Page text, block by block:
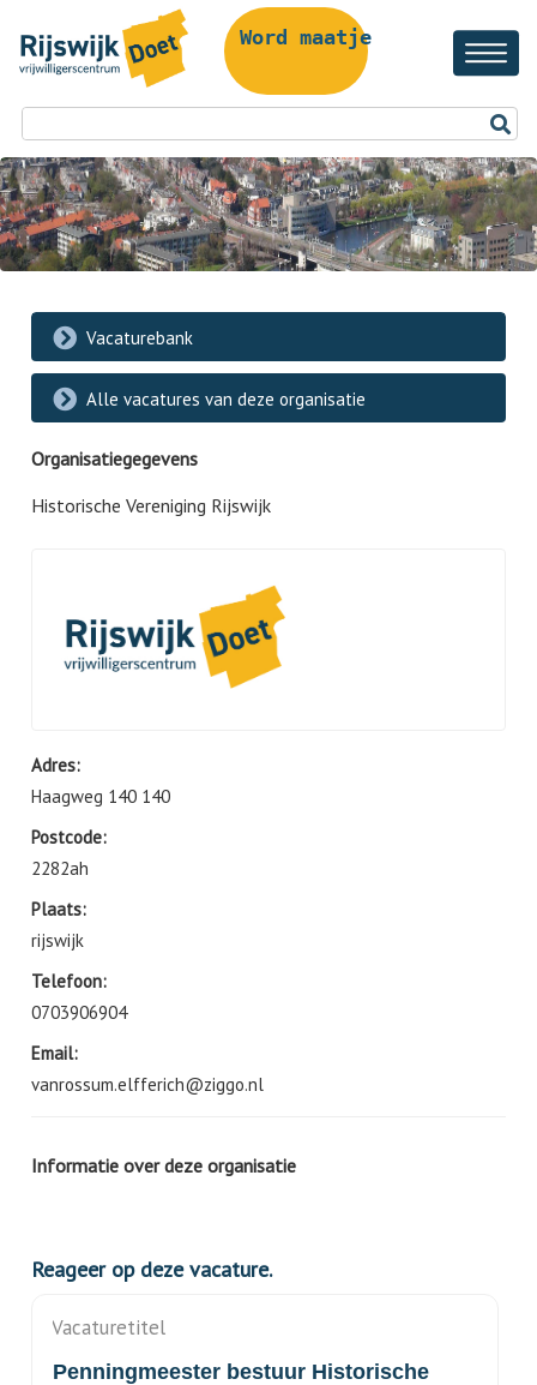
Word maatje!
Vacaturebank
Alle vacatures van deze organisatie
Organisatiegegevens
Historische Vereniging Rijswijk
Adres:
Haagweg 140 140
Postcode:
2282ah
Plaats:
rijswijk
Telefoon:
0703906904
Email:
vanrossum.elfferich@ziggo.nl
Informatie over deze organisatie
Reageer op deze vacature.
Vacaturetitel